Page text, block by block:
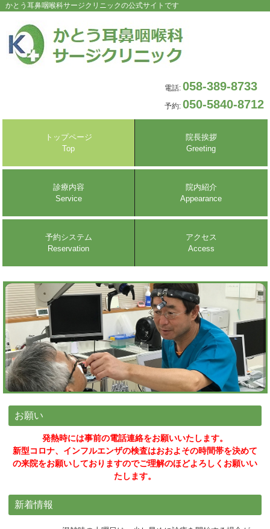
かとう耳鼻咽喉科サージクリニックの公式サイトです
電話: 058-389-8733
予約: 050-5840-8712
トップページ
Top
院長挨拶
Greeting
診療内容
Service
院内紹介
Appearance
予約システム
Reservation
アクセス
Access
お願い
発熱時には事前の電話連絡をお願いいたします。
新型コロナ、インフルエンザの検査はおおよその時間帯を決めて
の来院をお願いしておりますのでご理解のほどよろしくお願いい
たします。
新着情報